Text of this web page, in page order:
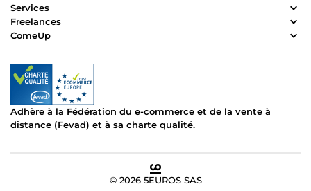
Services
Freelances
ComeUp
Adhère à la Fédération du e-commerce et de la vente à
distance (Fevad) et à sa charte qualité.
© 2026 5EUROS SAS